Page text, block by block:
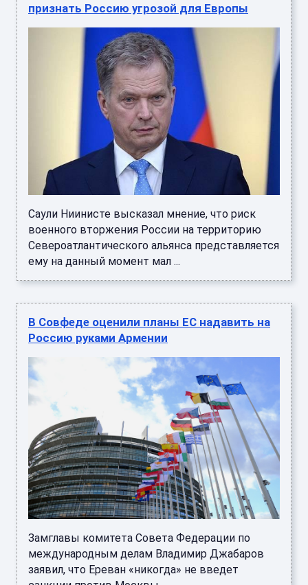
признать Россию угрозой для Европы
Саули Ниинисте высказал мнение, что риск
военного вторжения России на территорию
Североатлантического альянса представляется
ему на данный момент мал ...
В Совфеде оценили планы ЕС надавить на
Россию руками Армении
Замглавы комитета Совета Федерации по
международным делам Владимир Джабаров
заявил, что Ереван «никогда» не введет